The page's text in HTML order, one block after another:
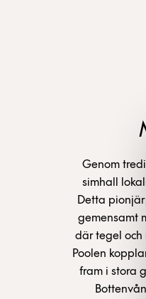
Genom
simhall
Detta
gemensamt
där tegel och
Poolen
fram i stora